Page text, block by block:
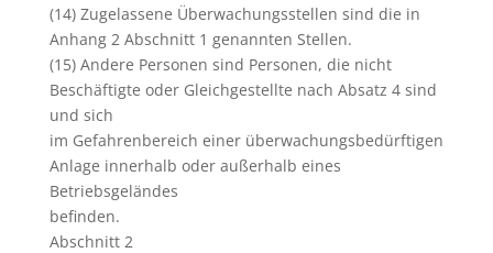
(14) Zugelassene Überwachungsstellen sind die in
Anhang 2 Abschnitt 1 genannten Stellen.
(15) Andere Personen sind Personen, die nicht
Beschäftigte oder Gleichgestellte nach Absatz 4 sind
und sich
im Gefahrenbereich einer überwachungsbedürftigen
Anlage innerhalb oder außerhalb eines
Betriebsgeländes
befinden.
Abschnitt 2